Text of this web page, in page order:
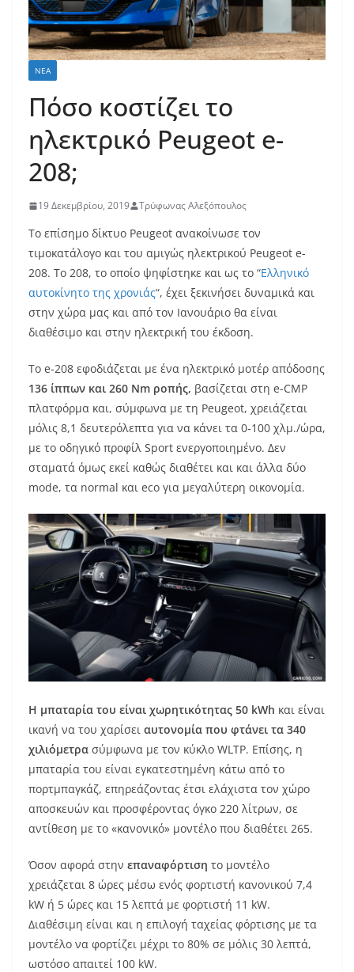
ΝΈΑ
Πόσο κοστίζει το
ηλεκτρικό Peugeot e-
208;
19 Δεκεμβρίου, 2019 Τρύφωνας Αλεξόπουλος
Το επίσημο δίκτυο Peugeot ανακοίνωσε τον
τιμοκατάλογο και του αμιγώς ηλεκτρικού Peugeot e-
208. Το 208, το οποίο ψηφίστηκε και ως το “Ελληνικό
αυτοκίνητο της χρονιάς“, έχει ξεκινήσει δυναμικά και
στην χώρα μας και από τον Ιανουάριο θα είναι
διαθέσιμο και στην ηλεκτρική του έκδοση.
Το e-208 εφοδιάζεται με ένα ηλεκτρικό μοτέρ απόδοσης
136 ίππων και 260 Nm ροπής, βασίζεται στη e-CMP
πλατφόρμα και, σύμφωνα με τη Peugeot, χρειάζεται
μόλις 8,1 δευτερόλεπτα για να κάνει τα 0-100 χλμ./ώρα,
με το οδηγικό προφίλ Sport ενεργοποιημένο. Δεν
σταματά όμως εκεί καθώς διαθέτει και και άλλα δύο
mode, τα normal και eco για μεγαλύτερη οικονομία.
Η μπαταρία του είναι χωρητικότητας 50 kWh και είναι
ικανή να του χαρίσει αυτονομία που φτάνει τα 340
χιλιόμετρα σύμφωνα με τον κύκλο WLTP. Επίσης, η
μπαταρία του είναι εγκατεστημένη κάτω από το
πορτμπαγκάζ, επηρεάζοντας έτσι ελάχιστα τον χώρο
αποσκευών και προσφέροντας όγκο 220 λίτρων, σε
αντίθεση με το «κανονικό» μοντέλο που διαθέτει 265.
Όσον αφορά στην επαναφόρτιση το μοντέλο
χρειάζεται 8 ώρες μέσω ενός φορτιστή κανονικού 7,4
kW ή 5 ώρες και 15 λεπτά με φορτιστή 11 kW.
Διαθέσιμη είναι και η επιλογή ταχείας φόρτισης με τα
μοντέλο να φορτίζει μέχρι το 80% σε μόλις 30 λεπτά,
ωστόσο απαιτεί 100 kW.